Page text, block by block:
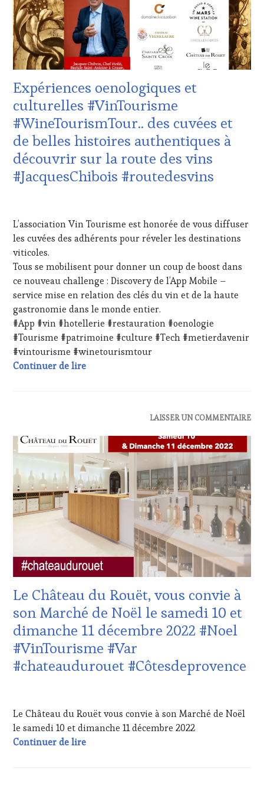
:
WINE
TASTING
VOUCHER,
CÔTES-
DE-
DOMAINE
VITICOLE,
ADHÉRENT,
VIN
TOURISME,
EDITION
LES
CLÉS
DU
DE
LA
HAUTE
GASTRONOMIE
FRANÇAISE,
INVITATIONS
DÉGUSTATIONS,
WINE
TASTING,
MASTERCLASS,
MÉDIAS,
PRESSE
ÉCRITE,
VIN
TOURISME,
PRODUCTEURS
TERROIR,
RESTAURATEUR,
CHEF,
CUISINIER,
INTERNATIONAUX,
VIGNOBLES,
TASTING
VOUCHER,
WINE
TOURISM
FAME
WINE
TOURISM
Expériences oenologiques et
culturelles #VinTourisme
#WineTourismTour.. des cuvées et
de belles histoires authentiques à
découvrir sur la route des vins
#JacquesChibois #routedesvins
2023
L’association Vin Tourisme est honorée de vous diffuser
les cuvées des adhérents pour réveler les destinations
viticoles.
Tous se mobilisent pour donner un coup de boost dans
ce nouveau challenge : Discovery de l’App Mobile –
service mise en relation des clés du vin et de la haute
gastronomie dans le monde entier.
#App #vin #hotellerie #restauration #oenologie
#Tourisme #patrimoine #culture #Tech #metierdavenir
#vintourisme #winetourismtour
Continuer de lireExpériences oenologiques et culturelles
DE-
PROVENCE,
VITICOLE,
ADHÉRENT,
VIN
TOURISME,
WINE
TASTING,
STREAMING,
MÉDIAS,
PRESSE
ÉCRITE,
RADIO,
TV,
WEB,
TOURISME,
PRODUCTEURS
TERROIR
RESTAURATEUR,
LAISSER UN COMMENTAIRE
Le Château du Rouët, vous convie à
son Marché de Noël le samedi 10 et
dimanche 11 décembre 2022 #Noel
#VinTourisme #Var
#chateaudurouet #Côtesdeprovence
2022
Le Château du Rouët vous convie à son Marché de Noël
le samedi 10 et dimanche 11 décembre 2022
Continuer de lireLe Château du Rouët, vous convie à son